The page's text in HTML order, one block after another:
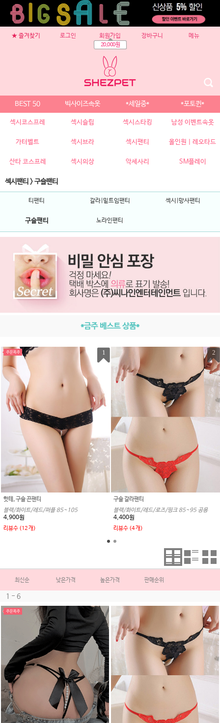
★ 즐겨찾기 로그인 회원가입
20,000원
장바구니 메뉴
BEST 50 빅사이즈속옷 *세일중* *포토퀸*
섹시코스프레 섹시슬립 섹시스타킹 남성 이벤트속옷
가터벨트 섹시브라 섹시팬티 올인원 | 레오타드
산타 코스프레 섹시의상 악세사리 SM플레이
섹시팬티 >구슬팬티
티팬티 갈라|밑트임팬티 섹시|망사팬티
구슬팬티 노라인팬티
*금주 베스트 상품*
1
핫테, 구슬 끈팬티
블랙/화이트/레드/퍼플 85~105
4,900원
리뷰수 (12 개)
2
구슬 갈라팬티
블랙/화이트/레드/로즈/핑크 85~95 공용
4,400원
리뷰수 (4 개)
최신순 낮은가격 높은가격 판매순위
1 - 6